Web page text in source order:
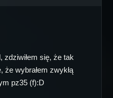
zdziwiłem się, że tak
że wybrałem zwykłą
pz35 (f):D